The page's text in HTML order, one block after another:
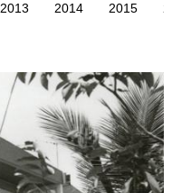
2013 2014 2015